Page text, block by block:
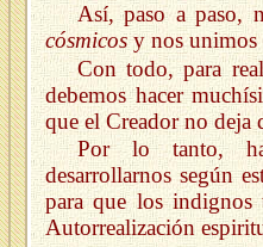
Así, paso a paso,
cósmicosy nos unimos
Con todo, para
debemos hacer
que el Creador no deja
Por lo tanto,
desarrollarnos según
para que los indignos
Autorrealización